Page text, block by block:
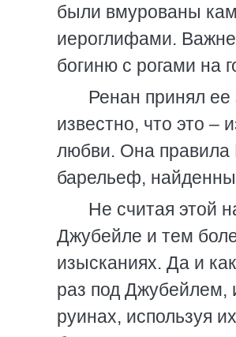
были вмурованы
иероглифами.
богиню с рогами на
Ренан принял ее
известно, что это –
любви. Она правила
барельеф,
Не считая этой
Джубейле и тем
изысканиях. Да и
раз под Джубейлем,
руинах, используя